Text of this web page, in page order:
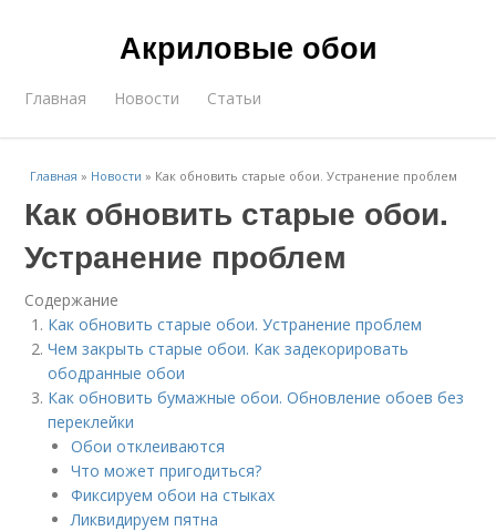
Акриловые обои
Главная Новости Статьи
Главная » Новости » Как обновить старые обои. Устранение проблем
Как обновить старые обои.
Устранение проблем
Содержание
Как обновить старые обои. Устранение проблем
Чем закрыть старые обои. Как задекорировать
ободранные обои
Как обновить бумажные обои. Обновление обоев без
переклейки
Обои отклеиваются
Что может пригодиться?
Фиксируем обои на стыках
Ликвидируем пятна